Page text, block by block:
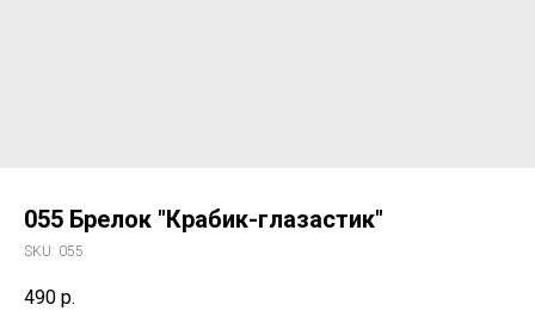
055 Брелок "Крабик-глазастик"
SKU: 055
490 р.